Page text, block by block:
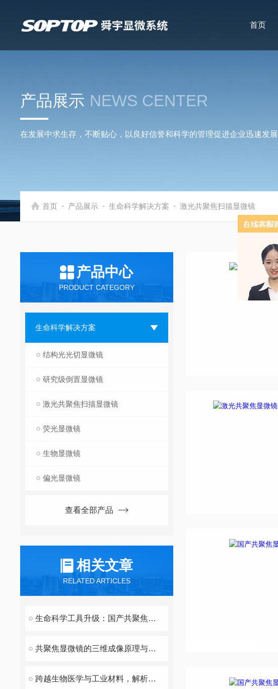
首页
产品展示 NEWS CENTER
在发展中求生存，不断贴心，以良好信誉和科学的管理促进企业迅速发展
首页 - 产品展示 - 生命科学解决方案 - 激光共聚焦扫描显微镜
产品中心
PRODUCT CATEGORY
生命科学解决方案
结构光光切显微镜
研究级倒置显微镜
激光共聚焦扫描显微镜
荧光显微镜
生物显微镜
偏光显微镜
查看全部产品
相关文章
RELATED ARTICLES
生命科学工具升级：国产共聚焦显微镜在活细胞动态观测中的应用
共聚焦显微镜的三维成像原理与技术特点
跨越生物医学与工业材料，解析国产共聚焦显微镜的多领域检测能力